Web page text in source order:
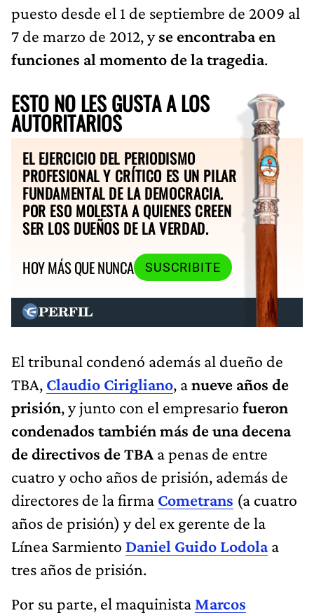
puesto desde el 1 de septiembre de 2009 al
7 de marzo de 2012, yse encontraba en
funciones al momento de la tragedia.
ESTO NO LES GUSTA A LOS
AUTORITARIOS
EL EJERCICIO DEL PERIODISMO
PROFESIONAL Y CRÍTICO ES UN PILAR
FUNDAMENTAL DE LA DEMOCRACIA.
POR ESO MOLESTA A QUIENES CREEN
SER LOS DUEÑOS DE LA VERDAD.
HOY MÁS QUE NUNCA
SUSCRIBITE
El tribunal condenó además al dueño de
TBA, Claudio Cirigliano, anueve años de
prisión, y junto con el empresario fueron
condenados también más de una decena
de directivos de TBA a penas de entre
cuatro y ocho años de prisión, además de
directores de la firma Cometrans (a cuatro
años de prisión) y del ex gerente de la
Línea Sarmiento Daniel Guido Lodolaa
tres años de prisión.
Por su parte, el maquinista Marcos